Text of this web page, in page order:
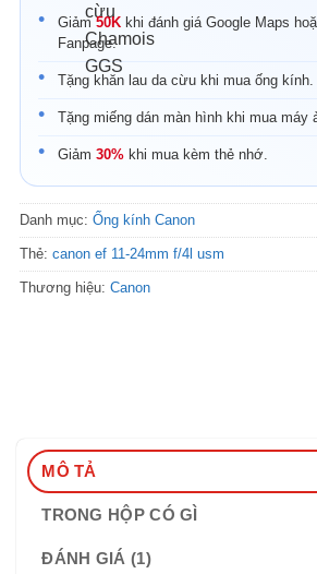
Giảm50K khi đánh giá Google Maps
Fanpage.
Tặng khăn lau da cừu khi mua ống kính.
Tặng miếng dán màn hình khi mua máy
Giảm 30% khi mua kèm thẻ nhớ.
Danh mục: Ống kính Canon
Thẻ: canon ef 11-24mm f/4l usm
Thương hiệu: Canon
MÔ TẢ
TRONG HỘP CÓ GÌ
ĐÁNH GIÁ (1)